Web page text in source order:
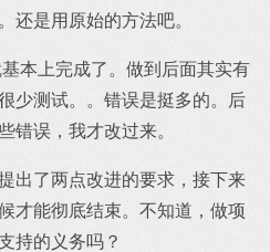
还是用原始的方法吧。
本上完成了。做到后面其实有
少测试。。错误是挺多的。后
错误，我才改过来。
出了两点改进的要求，接下来
才能彻底结束。不知道，做项
持的义务吗？